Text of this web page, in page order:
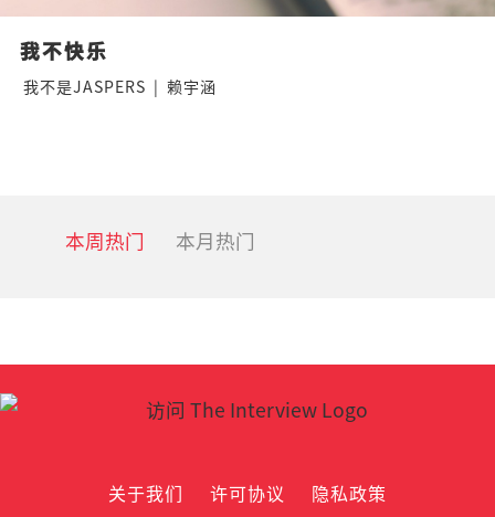
我不快乐
我不是JASPERS | 赖宇涵
本周热门 本月热门
关于我们 许可协议 隐私政策